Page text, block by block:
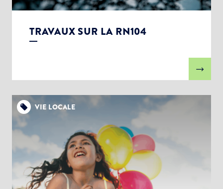
TRAVAUX SUR LA RN104
VIE LOCALE